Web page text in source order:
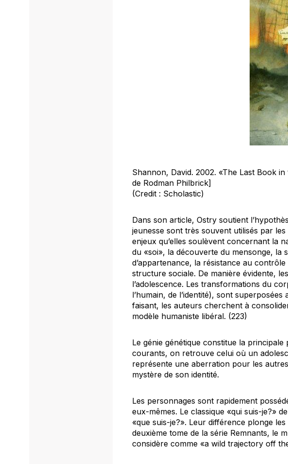
Shannon, David. 2002. «The Last Book
de Rodman Philbrick]
(Credit : Scholastic)
Dans son article, Ostry soutient
jeunesse sont très souvent utilisés par
enjeux qu’elles soulèvent concernant la
du «soi», la découverte du mensonge,
d’appartenance, la résistance au
structure sociale. De manière évidente,
l’adolescence. Les transformations du
l’humain, de l’identité), sont
faisant, les auteurs cherchent à
modèle humaniste libéral. (223)
Le génie génétique constitue la
courants, on retrouve celui où un
représente une aberration pour les
mystère de son identité.
Les personnages sont rapidement
eux-mêmes. Le classique «qui suis-je?»
«que suis-je?». Leur différence plonge
deuxième tome de la série Remnants, le
considère comme «a wild trajectory off